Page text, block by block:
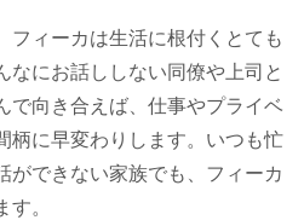
フィーカは生活に根付くとても
なにお話ししない同僚や上司と
で向き合えば、仕事やプライベ
柄に早変わりします。いつも忙
ができない家族でも、フィーカ
。